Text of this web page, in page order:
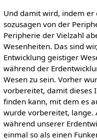
Und damit wird, indem er
sozusagen von der
Peripherie der Vielzahl
Wesenheiten. Das sind
Entwicklung geistiger
während der
Wesen zu sein. Vorher
vorbereitet, damit dieses
finden kann, mit dem es
wurde vorbereitet, lange.
während unserer
einmal so als einen